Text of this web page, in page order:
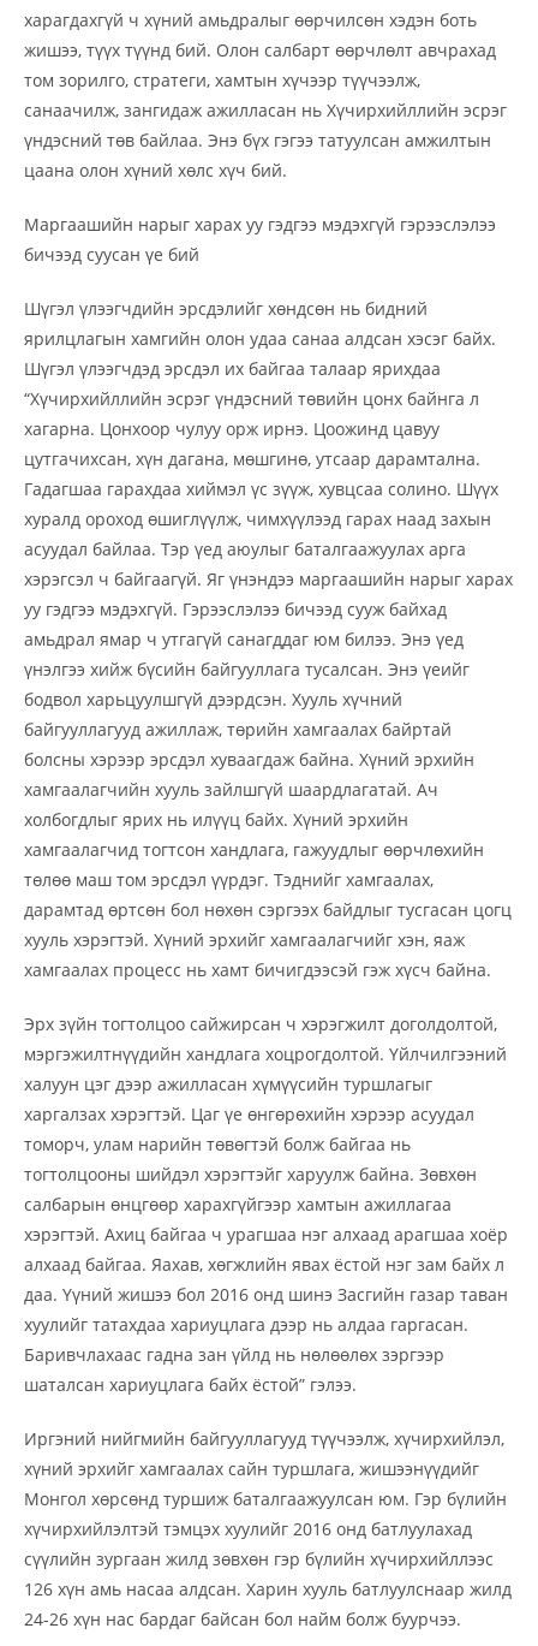
харагдахгүй ч хүний амьдралыг өөрчилсөн хэдэн боть
жишээ, түүх түүнд бий. Олон салбарт өөрчлөлт авчрахад
том зорилго, стратеги, хамтын хүчээр түүчээлж,
санаачилж, зангидаж ажилласан нь Хүчирхийллийн эсрэг
үндэсний төв байлаа. Энэ бүх гэгээ татуулсан амжилтын
цаана олон хүний хөлс хүч бий.
Маргаашийн нарыг харах уу гэдгээ мэдэхгүй гэрээслэлээ
бичээд суусан үе бий
Шүгэл үлээгчдийн эрсдэлийг хөндсөн нь бидний
ярилцлагын хамгийн олон удаа санаа алдсан хэсэг байх.
Шүгэл үлээгчдэд эрсдэл их байгаа талаар ярихдаа
“Хүчирхийллийн эсрэг үндэсний төвийн цонх байнга л
хагарна. Цонхоор чулуу орж ирнэ. Цоожинд цавуу
цутгачихсан, хүн дагана, мөшгинө, утсаар дарамтална.
Гадагшаа гарахдаа хиймэл үс зүүж, хувцсаа солино. Шүүх
хуралд ороход өшиглүүлж, чимхүүлээд гарах наад захын
асуудал байлаа. Тэр үед аюулыг баталгаажуулах арга
хэрэгсэл ч байгаагүй. Яг үнэндээ маргаашийн нарыг харах
уу гэдгээ мэдэхгүй. Гэрээслэлээ бичээд сууж байхад
амьдрал ямар ч утгагүй санагддаг юм билээ. Энэ үед
үнэлгээ хийж бүсийн байгууллага тусалсан. Энэ үеийг
бодвол харьцуулшгүй дээрдсэн. Хууль хүчний
байгууллагууд ажиллаж, төрийн хамгаалах байртай
болсны хэрээр эрсдэл хуваагдаж байна. Хүний эрхийн
хамгаалагчийн хууль зайлшгүй шаардлагатай. Ач
холбогдлыг ярих нь илүүц байх. Хүний эрхийн
хамгаалагчид тогтсон хандлага, гажуудлыг өөрчлөхийн
төлөө маш том эрсдэл үүрдэг. Тэднийг хамгаалах,
дарамтад өртсөн бол нөхөн сэргээх байдлыг тусгасан цогц
хууль хэрэгтэй. Хүний эрхийг хамгаалагчийг хэн, яаж
хамгаалах процесс нь хамт бичигдээсэй гэж хүсч байна.
Эрх зүйн тогтолцоо сайжирсан ч хэрэгжилт доголдолтой,
мэргэжилтнүүдийн хандлага хоцрогдолтой. Үйлчилгээний
халуун цэг дээр ажилласан хүмүүсийн туршлагыг
харгалзах хэрэгтэй. Цаг үе өнгөрөхийн хэрээр асуудал
томорч, улам нарийн төвөгтэй болж байгаа нь
тогтолцооны шийдэл хэрэгтэйг харуулж байна. Зөвхөн
салбарын өнцгөөр харахгүйгээр хамтын ажиллагаа
хэрэгтэй. Ахиц байгаа ч урагшаа нэг алхаад арагшаа хоёр
алхаад байгаа. Яахав, хөгжлийн явах ёстой нэг зам байх л
даа. Үүний жишээ бол 2016 онд шинэ Засгийн газар таван
хуулийг татахдаа хариуцлага дээр нь алдаа гаргасан.
Баривчлахаас гадна зан үйлд нь нөлөөлөх зэргээр
шаталсан хариуцлага байх ёстой” гэлээ.
Иргэний нийгмийн байгууллагууд түүчээлж, хүчирхийлэл,
хүний эрхийг хамгаалах сайн туршлага, жишээнүүдийг
Монгол хөрсөнд туршиж баталгаажуулсан юм. Гэр бүлийн
хүчирхийлэлтэй тэмцэх хуулийг 2016 онд батлуулахад
сүүлийн зургаан жилд зөвхөн гэр бүлийн хүчирхийллээс
126 хүн амь насаа алдсан. Харин хууль батлуулснаар жилд
24-26 хүн нас бардаг байсан бол найм болж буурчээ.